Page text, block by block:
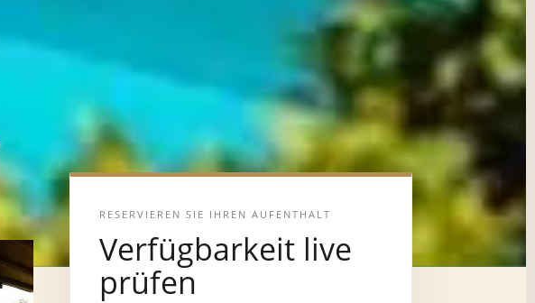
RESERVIEREN SIE IHREN AUFENTHALT
Verfügbarkeit live
prüfen